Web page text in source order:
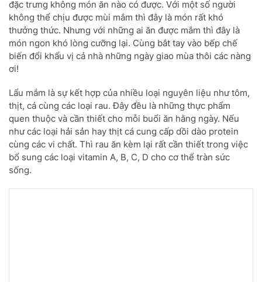
đặc trưng không món ăn nào có được. Với một số người
không thể chịu được mùi mắm thì đây là món rất khó
thưởng thức. Nhưng với những ai ăn được mắm thì đây là
món ngon khó lòng cưỡng lại. Cùng bắt tay vào bếp chế
biến đổi khẩu vị cả nhà những ngày giao mùa thôi các nàng
ơi!
Lẩu mắm là sự kết hợp của nhiều loại nguyên liệu như tôm,
thịt, cá cùng các loại rau. Đây đều là những thực phẩm
quen thuộc và cần thiết cho mỗi buổi ăn hằng ngày. Nếu
như các loại hải sản hay thịt cá cung cấp dồi dào protein
cùng các vi chất. Thì rau ăn kèm lại rất cần thiết trong việc
bổ sung các loại vitamin A, B, C, D cho cơ thể tràn sức
sống.